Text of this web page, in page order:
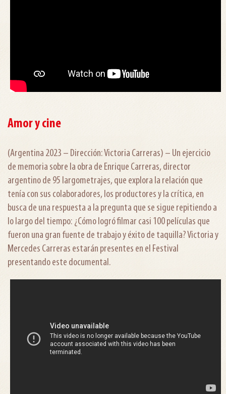
Amor y cine
(Argentina 2023 – Dirección: Victoria Carreras) – Un ejercicio
de memoria sobre la obra de Enrique Carreras, director
argentino de 95 largometrajes, que explora la relación que
tenía con sus colaboradores, los productores y la crítica, en
busca de una respuesta a la pregunta que se sigue repitiendo a
lo largo del tiempo: ¿Cómo logró filmar casi 100 películas que
fueron una gran fuente de trabajo y éxito de taquilla? Victoria y
Mercedes Carreras estarán presentes en el Festival
presentando este documental.